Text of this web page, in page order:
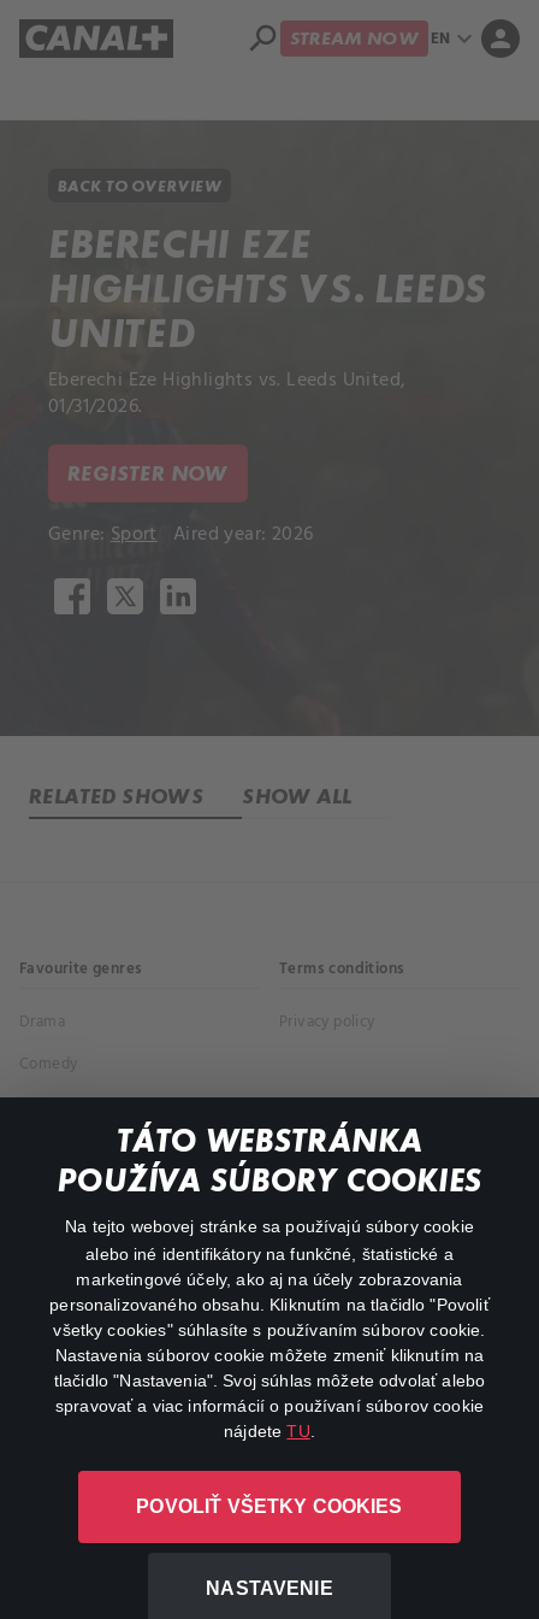
TÁTO WEBSTRÁNKA
POUŽÍVA SÚBORY COOKIES
Na tejto webovej stránke sa používajú súbory cookie
alebo iné identifikátory na funkčné, štatistické a
marketingové účely, ako aj na účely zobrazovania
personalizovaného obsahu. Kliknutím na tlačidlo "Povoliť
všetky cookies" súhlasíte s používaním súborov cookie.
Nastavenia súborov cookie môžete zmeniť kliknutím na
tlačidlo "Nastavenia". Svoj súhlas môžete odvolať alebo
spravovať a viac informácií o používaní súborov cookie
nájdeteTU
POVOLIŤ VŠETKY COOKIES
NASTAVENIE
search STREAM NOW EN expand_more person
BACK TO OVERVIEW
EBERECHI EZE
HIGHLIGHTS VS. LEEDS
UNITED
Eberechi Eze Highlights vs. Leeds United,
01/31/2026.
REGISTER NOW
Genre: Sport Aired year: 2026
RELATED SHOWS SHOW ALL
Favourite genres
Drama
Comedy
Terms conditions
Privacy policy
My profile
Important links
Canal+ Luxembourg S. à r.l. so sídlom Rue Albert Borschette 4,